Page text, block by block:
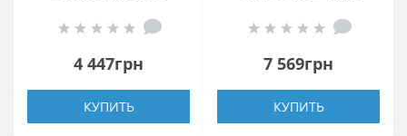
0,75кВт +кабель 15м
4 447грн
КУПИТЬ
0,75кВт + кабель 20м и
7 569грн
КУПИТЬ